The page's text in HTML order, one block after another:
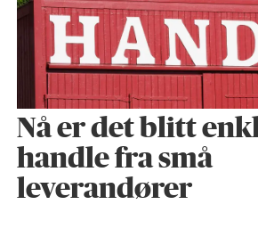
Nå er det blitt
handle fra små
leverandører